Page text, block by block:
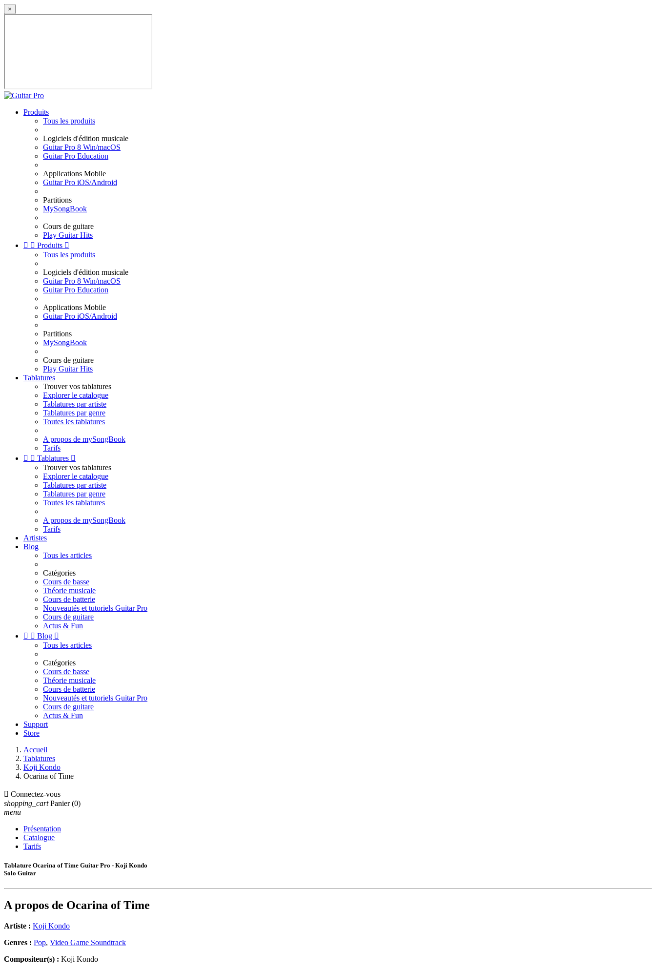
×
Produits
Tous les produits
Logiciels d'édition musicale
Guitar Pro 8 Win/macOS
Guitar Pro Education
Applications Mobile
Guitar Pro iOS/Android
Partitions
MySongBook
Cours de guitare
Play Guitar Hits
  Produits 
Tous les produits
Logiciels d'édition musicale
Guitar Pro 8 Win/macOS
Guitar Pro Education
Applications Mobile
Guitar Pro iOS/Android
Partitions
MySongBook
Cours de guitare
Play Guitar Hits
Tablatures
Trouver vos tablatures
Explorer le catalogue
Tablatures par artiste
Tablatures par genre
Toutes les tablatures
A propos de mySongBook
Tarifs
  Tablatures 
Trouver vos tablatures
Explorer le catalogue
Tablatures par artiste
Tablatures par genre
Toutes les tablatures
A propos de mySongBook
Tarifs
Artistes
Blog
Tous les articles
Catégories
Cours de basse
Théorie musicale
Cours de batterie
Nouveautés et tutoriels Guitar Pro
Cours de guitare
Actus & Fun
  Blog 
Tous les articles
Catégories
Cours de basse
Théorie musicale
Cours de batterie
Nouveautés et tutoriels Guitar Pro
Cours de guitare
Actus & Fun
Support
Store
Accueil
Tablatures
Koji Kondo
Ocarina of Time
 Connectez-vous
shopping_cart Panier (0)
menu
Présentation
Catalogue
Tarifs
Tablature Ocarina of Time Guitar Pro - Koji Kondo
Solo Guitar
A propos de Ocarina of Time
Artiste : Koji Kondo
Genres : Pop, Video Game Soundtrack
Compositeur(s) : Koji Kondo